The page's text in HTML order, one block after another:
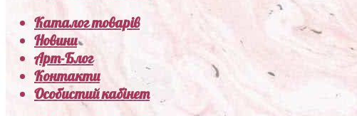
Каталог товарів
Новини
Арт-Блог
Контакти
Особистий кабінет